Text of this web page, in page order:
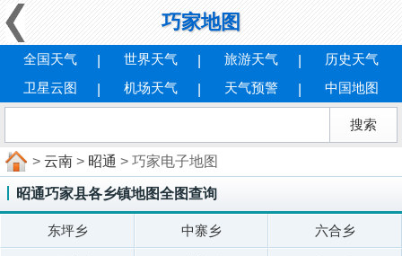
巧家地图
全国天气 世界天气 旅游天气
历史天气
卫星云图
机场天气 天气预警 中国地图
> 云南 > 昭通 > 巧家电子地图
昭通巧家县各乡镇地图全图查询
东坪乡 中寨乡 六合乡